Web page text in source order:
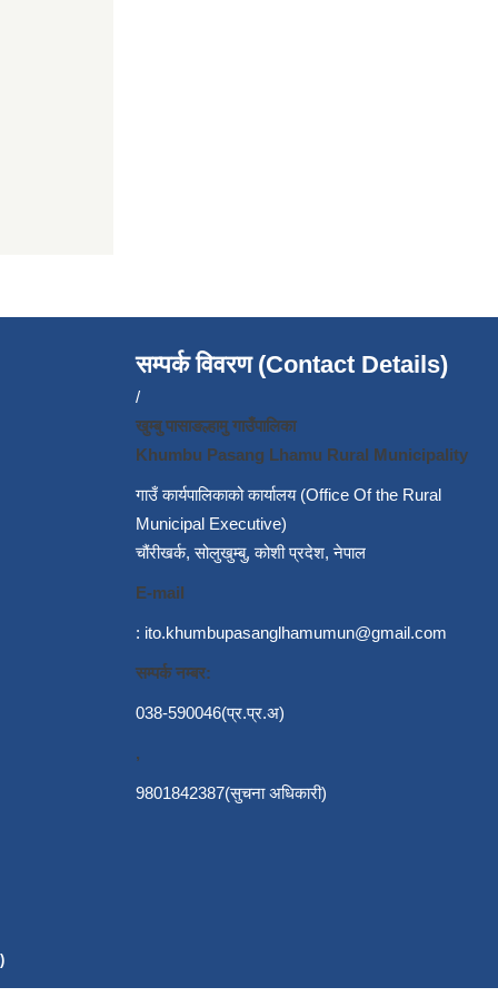
सम्पर्क विवरण (Contact Details)
/
खुम्बु पासाङल्हामु गाउँपालिका
Khumbu Pasang Lhamu Rural Municipality
गाउँ कार्यपालिकाको कार्यालय (Office Of the Rural
Municipal Executive)
चौंरीखर्क, सोलुखुम्बु, कोशी प्रदेश, नेपाल
E-mail
: ito.khumbupasanglhamumun@gmail.com
सम्पर्क नम्बर:
038-590046(प्र.प्र.अ)
,
9801842387(सुचना अधिकारी)